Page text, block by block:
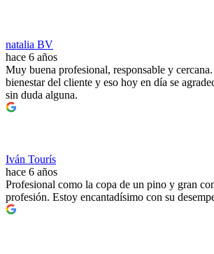
natalia BV
hace 6 años
Muy buena profesional, responsable y
bienestar del cliente y eso hoy en día se
sin duda alguna.
Iván Tourís
hace 6 años
Profesional como la copa de un pino y gran
profesión. Estoy encantadísimo con su